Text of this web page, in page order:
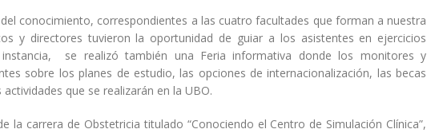
conocimiento, correspondientes a las cuatro facultades que forman a nuestra
y directores tuvieron la oportunidad de guiar a los asistentes en ejercicios
se realizó también una Feria informativa donde los monitores y
sobre los planes de estudio, las opciones de internacionalización, las becas
que se realizarán en la UBO.
la carrera de Obstetricia titulado “Conociendo el Centro de Simulación Clínica”,